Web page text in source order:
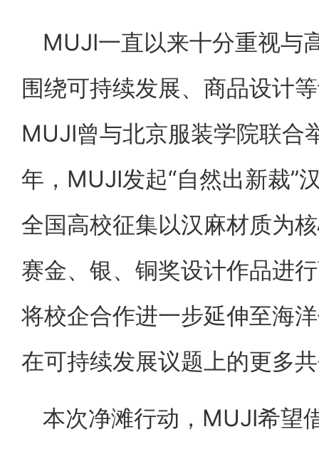
MUJI一直以来十分重视与
围绕可持续发展、商品设计
MUJI曾与北京服装学院联合
年，MUJI发起“自然出新裁”
全国高校征集以汉麻材质为
赛金、银、铜奖设计作品进
将校企合作进一步延伸至海
在可持续发展议题上的更多
本次净滩行动，MUJI希望